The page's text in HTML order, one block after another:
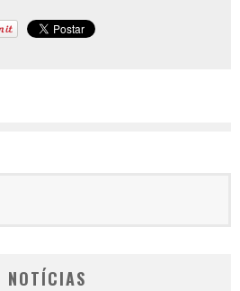
NOTÍCIAS